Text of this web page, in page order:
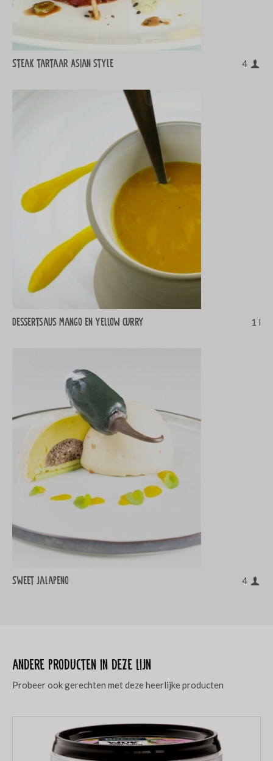
Steak tartaar Asian style 4
Dessertsaus mango en yellow curry 1 l
Sweet Jalapeno 4
Andere producten in deze lijn
Probeer ook gerechten met deze heerlijke producten